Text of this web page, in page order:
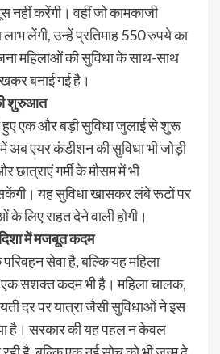
नहीं करेंगी। वहीं जो कामकाजी
लेंगी, उन्हें प्रतिमाह 550 रुपये का
महिलाओं की सुविधा के साथ-साथ
बनाई गई है।
शुरुआत
हुए एक और बड़ी सुविधा जुलाई से शुरू
अब एयर कंडीशन की सुविधा भी जोड़ी
छात्राएं गर्मी के मौसम में भी
यह सुविधा खासकर लंबे रूटों पर
लिए राहत देने वाली होगी।
में मजबूत कदम
सेवा है, बल्कि यह महिला
सशक्त कदम भी है। महिला चालक,
दर पर यात्रा जैसी सुविधाओं ने इस
है। सरकार की यह पहल न केवल